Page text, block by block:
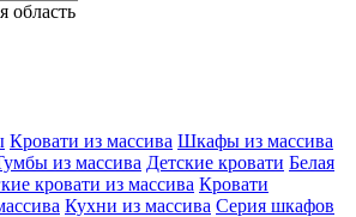
область
Кровати из массива Шкафы из массива
из массива Детские кровати Белая
кровати из массива Кровати
Кухни из массива Серия шкафов